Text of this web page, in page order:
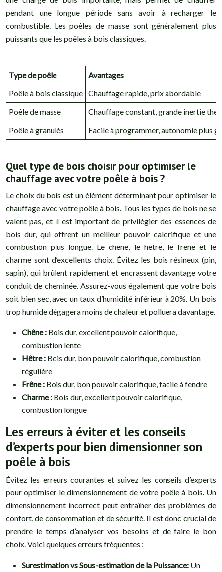
pendant une longue période sans avoir à recharger le
combustible. Les poêles de masse sont généralement plus
puissants que les poêles à bois classiques.
Type de poêle
Avantages
Poêle à bois classique Chauffage rapide, prix abordable
Poêle de masse
Chauffage constant, grande inertie
Poêle à granulés
Facile à programmer, autonomie plus
Quel type de bois choisir pour optimiser le
chauffage avec votre poêle à bois ?
Le choix du bois est un élément déterminant pour optimiser le
chauffage avec votre poêle à bois. Tous les types de bois ne se
valent pas, et il est important de privilégier des essences de
bois dur, qui offrent un meilleur pouvoir calorifique et une
combustion plus longue. Le chêne, le hêtre, le frêne et le
charme sont d’excellents choix. Évitez les bois résineux (pin,
sapin), qui brûlent rapidement et encrassent davantage votre
conduit de cheminée. Assurez-vous également que votre bois
soit bien sec, avec un taux d’humidité inférieur à 20%. Un bois
trop humide dégagera moins de chaleur et polluera davantage.
Chêne : Bois dur, excellent pouvoir calorifique,
combustion lente
Hêtre : Bois dur, bon pouvoir calorifique, combustion
régulière
Frêne : Bois dur, bon pouvoir calorifique, facile à fendre
Charme : Bois dur, excellent pouvoir calorifique,
combustion longue
Les erreurs à éviter et les conseils
d’experts pour bien dimensionner son
poêle à bois
Évitez les erreurs courantes et suivez les conseils d’experts
pour optimiser le dimensionnement de votre poêle à bois. Un
dimensionnement incorrect peut entraîner des problèmes de
confort, de consommation et de sécurité. Il est donc crucial de
prendre le temps d’analyser vos besoins et de faire le bon
choix. Voici quelques erreurs fréquentes :
Surestimation vs Sous-estimation de la Puissance: Un